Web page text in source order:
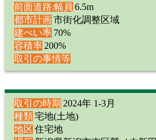
前面道路:幅員 6.5m
都市計画 市街化調整区域
建ぺい率 70%
容積率200%
取引の事情等
取引の時期 2024年 1-3月
種類 宅地(土地)
地区 住宅地